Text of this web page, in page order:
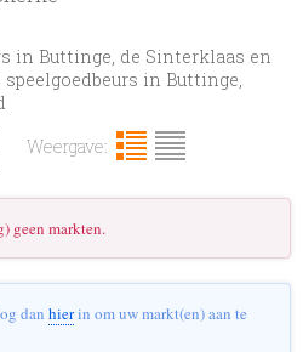
in Buttinge, de Sinterklaas en
in Buttinge,
Weergave:
geen markten.
dan hierin om uw markt(en) aan te